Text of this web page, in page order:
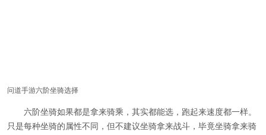
问道手游六阶坐骑选择
六阶坐骑如果都是拿来骑乘，其实都能选，跑起来速度都一样。
只是每种坐骑的属性不同，但不建议坐骑拿来战斗，毕竟坐骑拿来骑